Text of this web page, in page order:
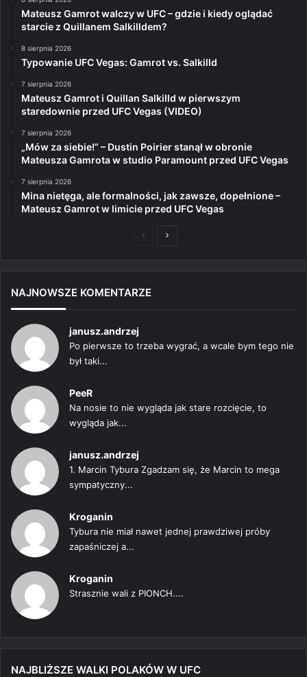
Mateusz Gamrot walczy w UFC – gdzie i kiedy oglądać
starcie z Quillanem Salkilldem?
8 sierpnia 2026
Typowanie UFC Vegas: Gamrot vs. Salkilld
7 sierpnia 2026
Mateusz Gamrot i Quillan Salkilld w pierwszym
staredownie przed UFC Vegas (VIDEO)
7 sierpnia 2026
„Mów za siebie!” – Dustin Poirier stanął w obronie
Mateusza Gamrota w studio Paramount przed UFC Vegas
7 sierpnia 2026
Mina nietęga, ale formalności, jak zawsze, dopełnione –
Mateusz Gamrot w limicie przed UFC Vegas
PoprzedniaNastępna
NAJNOWSZE KOMENTARZE
janusz.andrzej
Po pierwsze to trzeba wygrać, a wcale bym tego nie
był taki...
PeeR
Na nosie to nie wygląda jak stare rozcięcie, to
wygląda jak...
janusz.andrzej
1. Marcin Tybura Zgadzam się, że Marcin to mega
sympatyczny...
Kroganin
Tybura nie miał nawet jednej prawdziwej próby
zapaśniczej a...
Kroganin
Strasznie wali z PIONCH....
NAJBLIŻSZE WALKI POLAKÓW W UFC